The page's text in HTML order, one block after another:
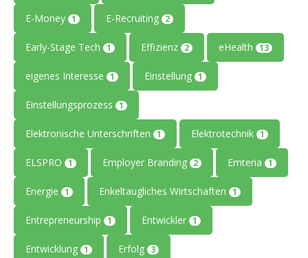
E-Money 1 E-Recruiting 2
Early-Stage Tech 1 Effizienz 2 eHealth 13
eigenes Interesse 1 Einstellung 1
Einstellungsprozess 1
Elektronische Unterschriften 1 Elektrotechnik 1
ELSPRO 1 Employer Branding 2 Emteria 1
Energie 1 Enkeltaugliches Wirtschaften 1
Entrepreneurship 1 Entwickler 1
Entwicklung 1 Erfolg 3